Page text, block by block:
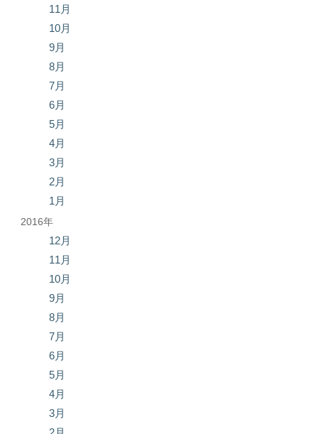
11月
10月
9月
8月
7月
6月
5月
4月
3月
2月
1月
2016年
12月
11月
10月
9月
8月
7月
6月
5月
4月
3月